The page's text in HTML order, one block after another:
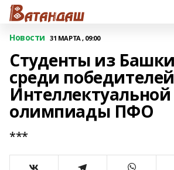
Новости 31 МАРТА , 09:00
Студенты из
среди победителей
Интеллектуальной
олимпиады ПФО
***